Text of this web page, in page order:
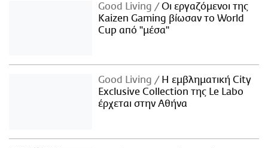
Good Living
Οι εργαζόμενοι της
Kaizen Gaming βίωσαν το World
Cup από "μέσα"
Good Living
Η εμβληματική City
Exclusive Collection της Le Labo
έρχεται στην Αθήνα